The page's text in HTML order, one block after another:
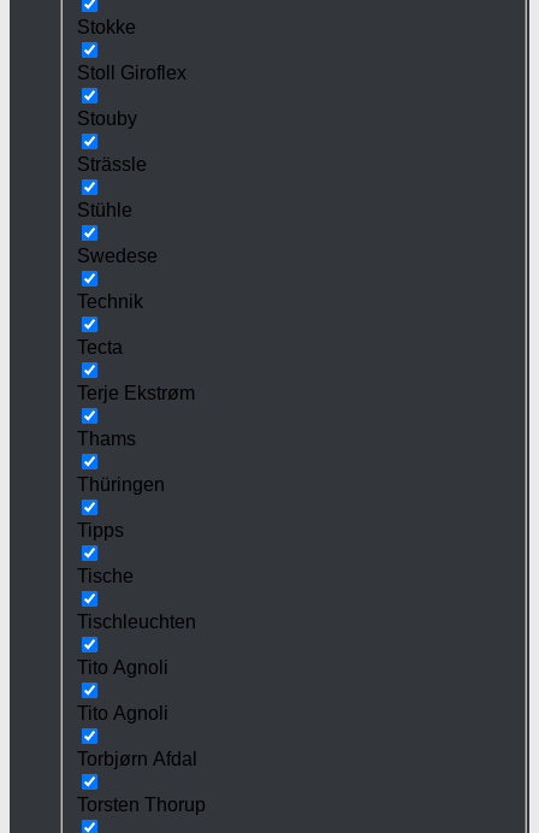
Stokke
Stoll Giroflex
Stouby
Strässle
Stühle
Swedese
Technik
Tecta
Terje Ekstrøm
Thams
Thüringen
Tipps
Tische
Tischleuchten
Tito Agnoli
Tito Agnoli
Torbjørn Afdal
Torsten Thorup